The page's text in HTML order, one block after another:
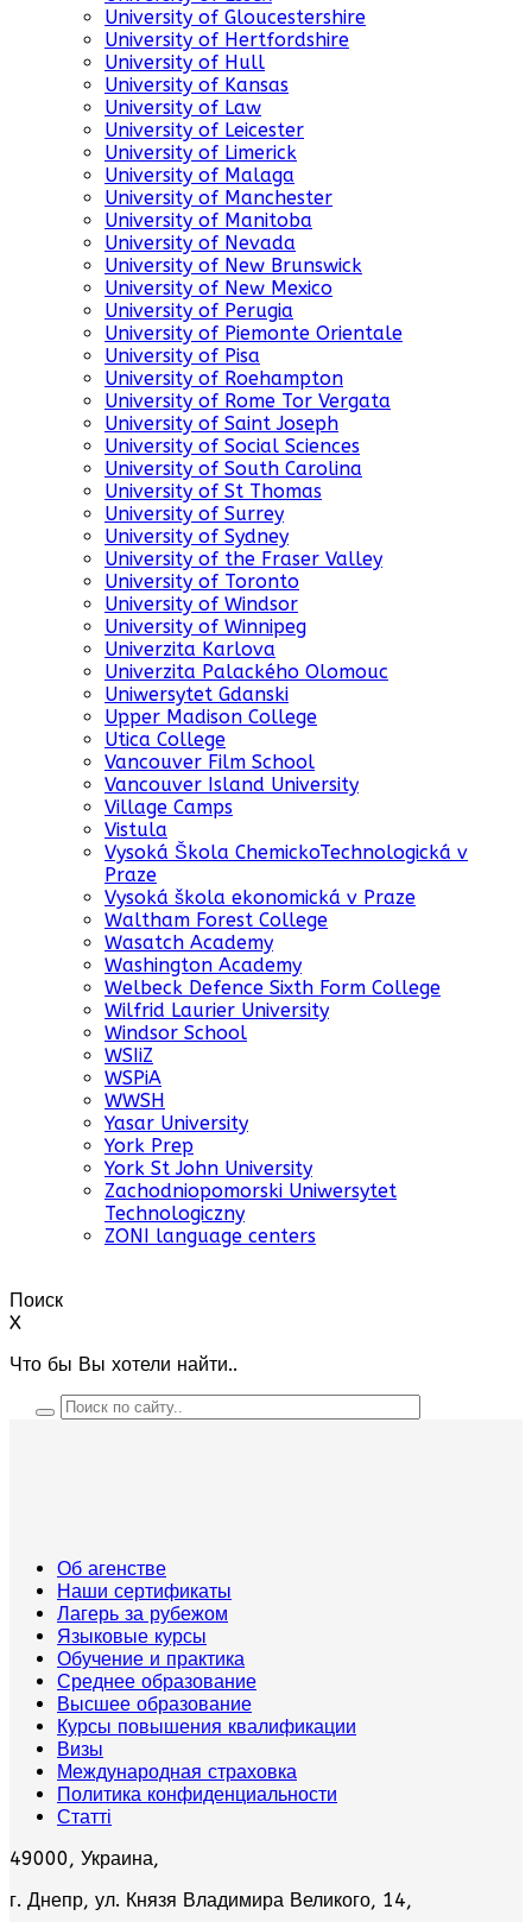
University of Gloucestershire
University of Hertfordshire
University of Hull
University of Kansas
University of Law
University of Leicester
University of Limerick
University of Malaga
University of Manchester
University of Manitoba
University of Nevada
University of New Brunswick
University of New Mexico
University of Perugia
University of Piemonte Orientale
University of Pisa
University of Roehampton
University of Rome Tor Vergata
University of Saint Joseph
University of Social Sciences
University of South Carolina
University of St Thomas
University of Surrey
University of Sydney
University of the Fraser Valley
University of Toronto
University of Windsor
University of Winnipeg
Univerzita Karlova
Univerzita Palackého Olomouc
Uniwersytet Gdanski
Upper Madison College
Utica College
Vancouver Film School
Vancouver Island University
Village Camps
Vistula
Vysoká Škola ChemickoTechnologická v
Praze
Vysoká škola ekonomická v Praze
Waltham Forest College
Wasatch Academy
Washington Academy
Welbeck Defence Sixth Form College
Wilfrid Laurier University
Windsor School
WSIiZ
WSPiA
WWSH
Yasar University
York Prep
York St John University
Zachodniopomorski Uniwersytet
Technologiczny
ZONI language centers
Поиск
X
Что бы Вы хотели найти..
Об агенстве
Наши сертификаты
Лагерь за рубежом
Языковые курсы
Обучение и практика
Среднее образование
Высшее образование
Курсы повышения квалификации
Визы
Международная страховка
Политика конфиденциальности
Статті
49000, Украина,
г. Днепр, ул. Князя Владимира Великого, 14,